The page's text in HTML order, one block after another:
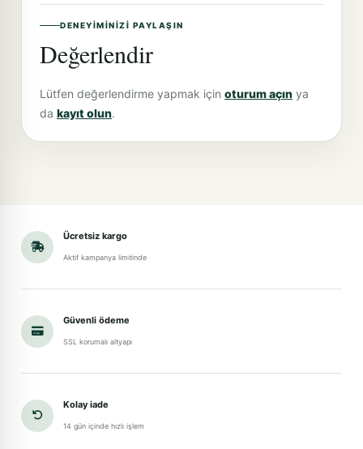
DENEYIMINIZI PAYLAŞIN
Değerlendir
Lütfen değerlendirme yapmak için oturum açın ya
da kayıt olun.
Ücretsiz kargo
Aktif kampanya limitinde
Güvenli ödeme
SSL korumalı altyapı
Kolay iade
14 gün içinde hızlı işlem